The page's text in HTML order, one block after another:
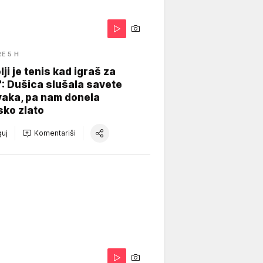
5 H
je tenis kad igraš za
Dušica slušala savete
pa nam donela
zlato
Komentariši